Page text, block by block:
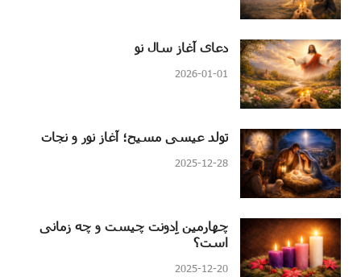
دعای آغاز سال نو
2026-01-01
تولد عیسی مسیح؛ آغاز نور و نجات
2025-12-28
چهارمین اِدونت چیست و چه زمانی
است؟
2025-12-20